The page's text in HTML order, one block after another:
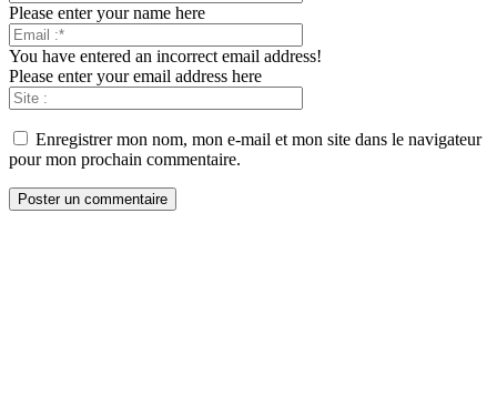
Please enter your name here
You have entered an incorrect email address!
Please enter your email address here
Enregistrer mon nom, mon e-mail et mon site dans le navigateur
pour mon prochain commentaire.